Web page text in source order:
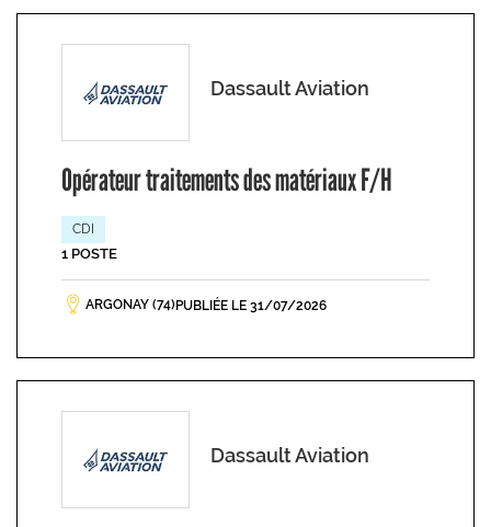
Dassault Aviation
Opérateur traitements des matériaux F/H
CDI
1 POSTE
ARGONAY (74) PUBLIÉE LE 31/07/2026
Dassault Aviation